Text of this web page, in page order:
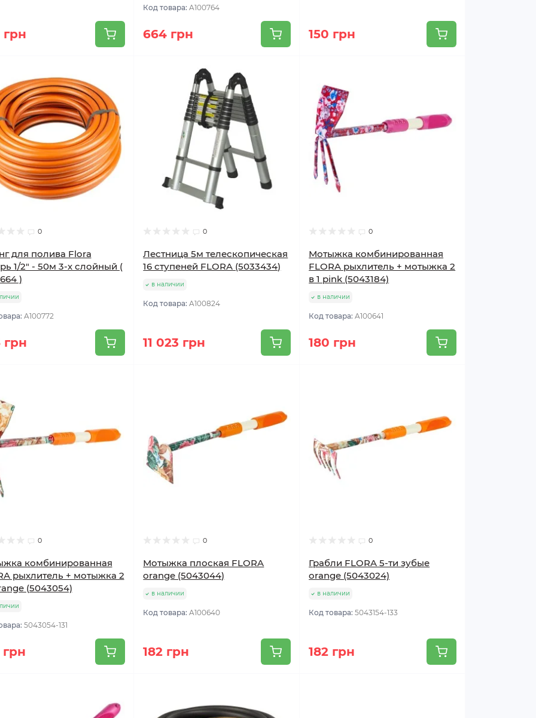
грн
Код товара:A100764
664 грн 150 грн
0
для полива Flora
1/2" - 50м 3-х слойный (
)
A100772
грн
0
Лестница 5м телескопическая
16 ступеней FLORA (5033434)
в наличии
Код товара:A100824
11 023 грн
0
Мотыжка комбинированная
FLORA рыхлитель + мотыжка 2
в 1 pink (5043184)
в наличии
Код товара:A100641
180 грн
0
комбинированная
рыхлитель + мотыжка 2
(5043054)
5043054-131
грн
0
Мотыжка плоская FLORA
orange (5043044)
в наличии
Код товара:A100640
182 грн
0
Грабли FLORA 5-ти зубые
orange (5043024)
в наличии
Код товара:5043154-133
182 грн